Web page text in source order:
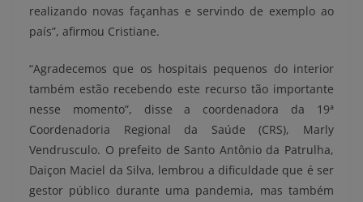
realizando novas façanhas e servindo de exemplo ao
país”, afirmou Cristiane.
“Agradecemos que os hospitais pequenos do interior
também estão recebendo este recurso tão importante
nesse momento”, disse a coordenadora da 19ª
Coordenadoria Regional da Saúde (CRS), Marly
Vendrusculo. O prefeito de Santo Antônio da Patrulha,
Daiçon Maciel da Silva, lembrou a dificuldade que é ser
gestor público durante uma pandemia, mas também